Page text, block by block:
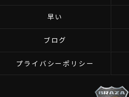
早い
ブログ
プライバシーポリシー